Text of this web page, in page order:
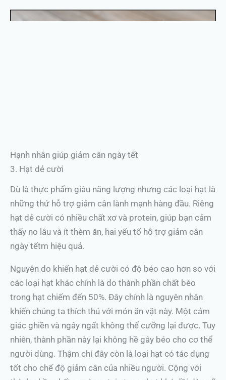
Hạnh nhân giúp giảm cân ngày tết
3. Hạt dẻ cười
Dù là thực phẩm giàu năng lượng nhưng các loại hạt là
những thứ hỗ trợ giảm cân lành mạnh hàng đầu. Riêng
hạt dẻ cười có nhiều chất xơ và protein, giúp bạn cảm
thấy no lâu và ít thèm ăn, hai yếu tố hỗ trợ giảm cân
ngày tếtm hiệu quả.
Nguyên do khiến hạt dẻ cười có độ béo cao hơn so với
các loại hạt khác chính là do thành phần chất béo
trong hạt chiếm đến 50%. Đây chính là nguyên nhân
khiến chúng ta thích thú với món ăn vặt này. Một cảm
giác ghiền và ngây ngất không thể cưỡng lại được. Tuy
nhiên, thành phần này lại không hề gây béo cho cơ thể
người dùng. Thậm chí đây còn là loại hạt có tác dụng
tốt cho chế độ giảm cân của nhiều người. Cộng với